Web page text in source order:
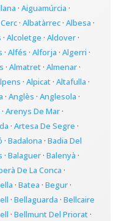
· Aiguamúrcia ·
· Albatàrrec· Albesa ·
· Alcoletge · Aldover·
· Alfés · Alforja · Algerri ·
· Almatret· Almenar·
· Alpicat· Altafulla ·
· Anglès · Anglesola ·
· Arenys De Mar·
· Artesa De Segre ·
· Badalona · Badia Del
· Balaguer· Balenyà ·
De La Conca ·
· Batea · Begur·
· Bellaguarda · Bellcaire
· Bellmunt Del Priorat·